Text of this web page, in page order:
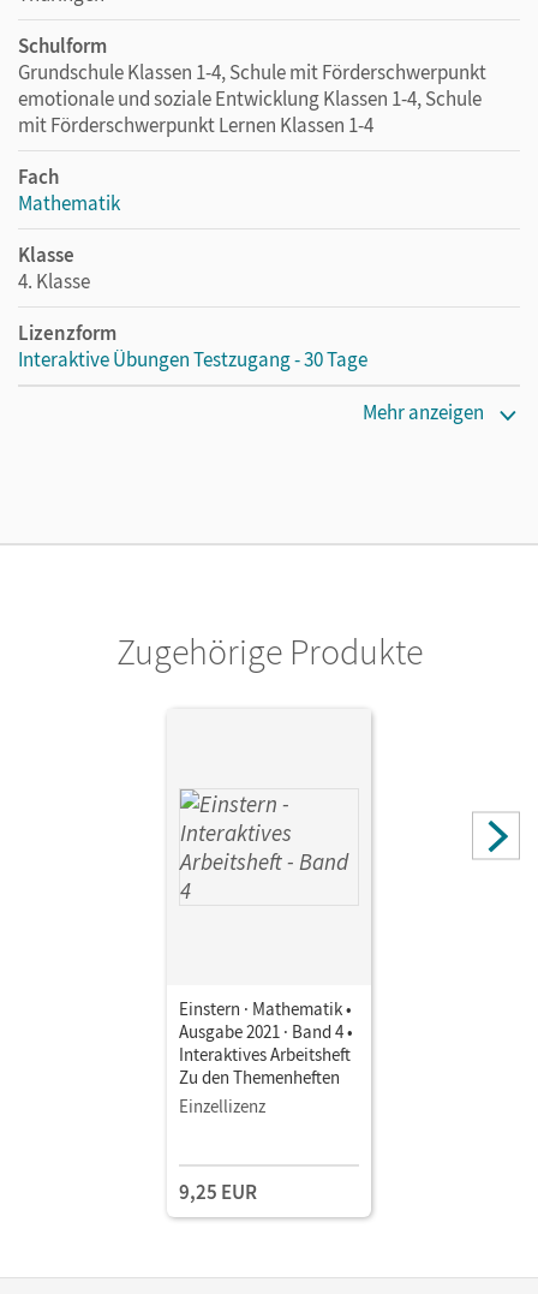
Schulform
Grundschule Klassen 1-4, Schule mit Förderschwerpunkt
emotionale und soziale Entwicklung Klassen 1-4, Schule
mit Förderschwerpunkt Lernen Klassen 1-4
Fach
Mathematik
Klasse
4. Klasse
Lizenzform
Interaktive Übungen Testzugang - 30 Tage
lang zu testen
Mehr anzeigen
Zugehörige Produkte
Einstern · Mathematik •
Ausgabe 2021 · Band 4 •
Interaktives Arbeitsheft
Zu den Themenheften
Einzellizenz
9,25 EUR